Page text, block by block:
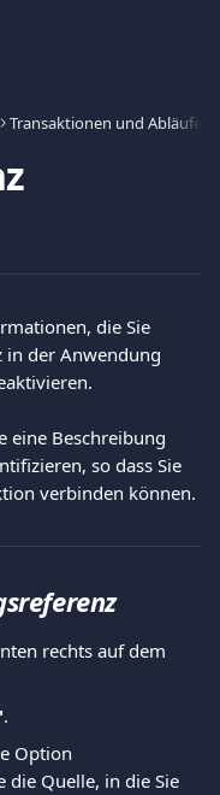
Transaktionen und Abläufe
die Sie
in der Anwendung
eine Beschreibung
so dass Sie
verbinden können.
rechts auf dem
.
Option
die Quelle, in die Sie